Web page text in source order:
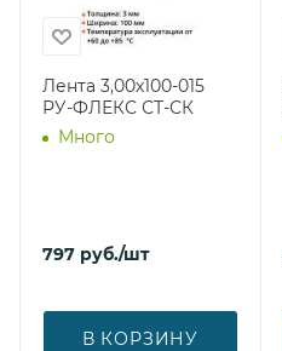
Лента 3,00х100-015
РУ-ФЛЕКС СТ-СК
Много
797 руб./шт
В КОРЗИНУ